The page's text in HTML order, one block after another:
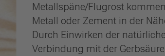
Metallspäne/Flugrost
Metall oder Zement in der
Durch Einwirken der
Verbindung mit der